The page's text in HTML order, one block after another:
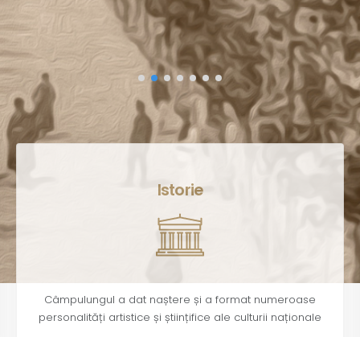
Tradiție
înrădăcinate în lumea satului, sunt nestematele
spiritualității românești
MAI MULT